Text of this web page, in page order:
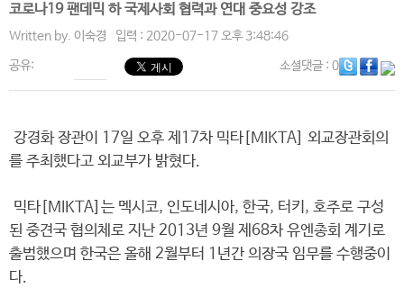
코로나19 팬데믹 하 국제사회 협력과 연대 중요성 강조
Written by. 이숙경 입력 : 2020-07-17 오후 3:48:46
공유: 소셜댓글: 0
강경화 장관이 17일 오후 제17차 믹타[MIKTA] 외교장관회의
를 주최했다고 외교부가 밝혔다.
믹타[MIKTA]는 멕시코, 인도네시아, 한국, 터키, 호주로 구성
된 중견국 협의체로 지난 2013년 9월 제68차 유엔총회 계기로
출범했으며 한국은 올해 2월부터 1년간 의장국 임무를 수행중이
다.